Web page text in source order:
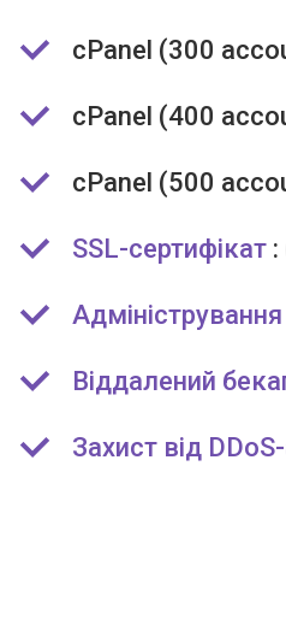
cPanel (300
cPanel (400
cPanel (500
SSL-сертифікат
Адміністрування
Віддалений
Захист від